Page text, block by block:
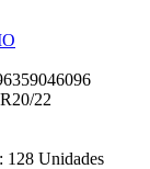
22
128 Unidades